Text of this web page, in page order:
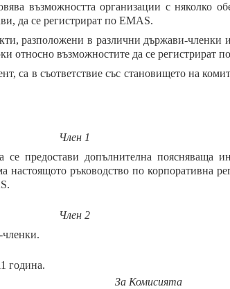
възможността организации с няколко
да се регистрират по EMAS.
разположени в различни държави-членки
относно възможностите да се регистрират
са в съответствие със становището на
Член 1
предостави допълнителна поясняваща
ръководство по корпоративна
Член 2
година.
За Комисията